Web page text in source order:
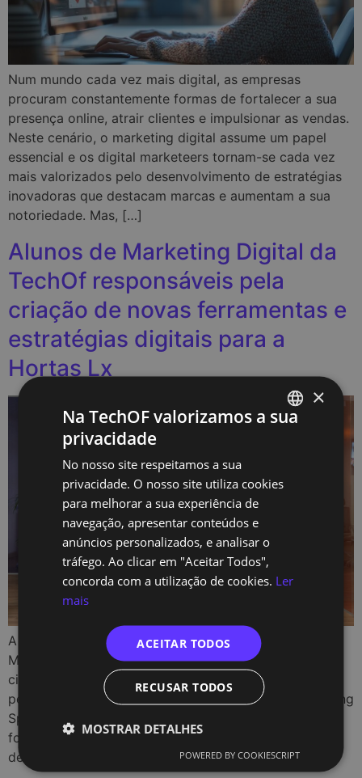
Num mundo cada vez mais digital, as empresas
procuram constantemente formas de fortalecer a sua
presença online, atrair clientes e impulsionar as vendas.
Neste cenário, o marketing digital assume um papel
essencial e os digital marketeers tornam-se cada vez
mais valorizados pelo desenvolvimento de estratégias
inovadoras que destacam marcas e aumentam a sua
notoriedade. Mas, […]
Alunos de Marketing Digital da
TechOf responsáveis pela
criação de novas ferramentas e
estratégias digitais para a
Hortas Lx
A Hortas Lx by Purisimpl, start-up fundada por André
Maciel com a missão de trazer a agricultura para as
cidades, tem uma nova estratégia digital, assinada
pelos alunos da 2º edição do curso de Digital Marketing
Specialist da TechOf, a única escola em Portugal de
formação de upskilling e reskilling a utilizar o método
de […]
×
Na TechOF valorizamos a sua
privacidade
No nosso site respeitamos a sua
privacidade. O nosso site utiliza cookies
para melhorar a sua experiência de
navegação, apresentar conteúdos e
anúncios personalizados, e analisar o
tráfego. Ao clicar em "Aceitar Todos",
concorda com a utilização de cookies. Ler
mais
ACEITAR TODOS
RECUSAR TODOS
MOSTRAR DETALHES
POWERED BY COOKIESCRIPT